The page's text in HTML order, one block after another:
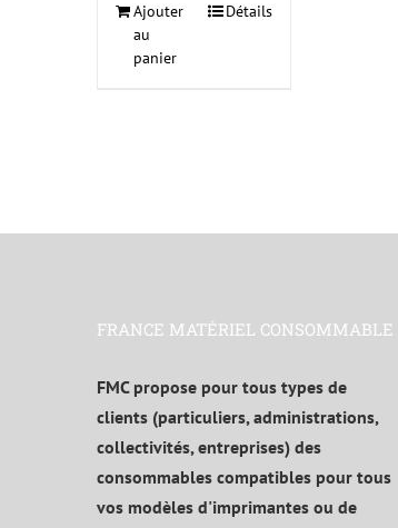
Ajouter
au
panier
Détails
FRANCE MATÉRIEL CONSOMMABLE
FMC propose pour tous types de
clients (particuliers, administrations,
collectivités, entreprises) des
consommables compatibles pour tous
vos modèles d'imprimantes ou de